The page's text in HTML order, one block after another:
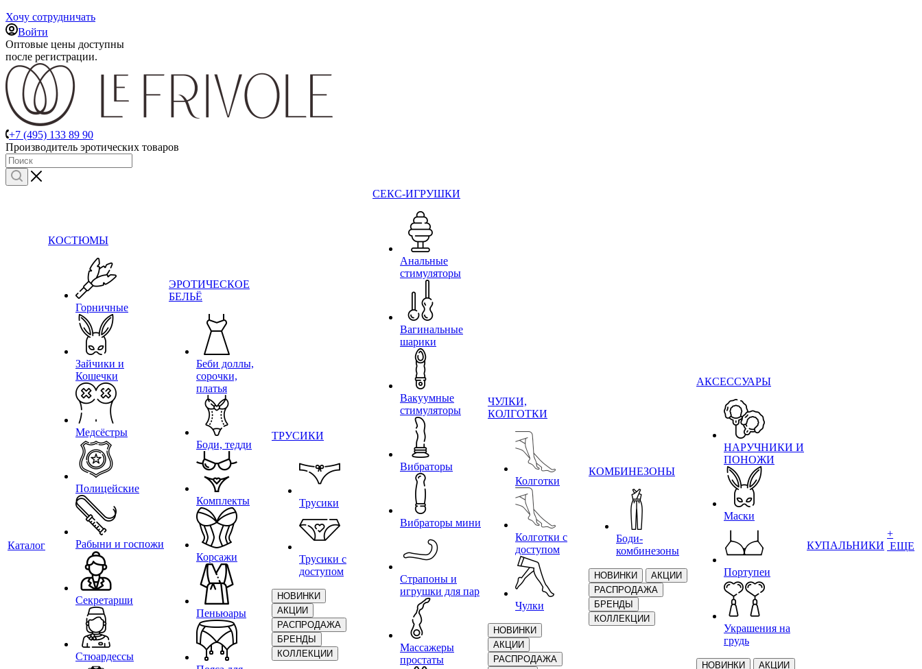
Хочу сотрудничать
Войти
Оптовые цены доступны
после регистрации.
+7 (495) 133 89 90
Производитель эротических товаров
Каталог
КОСТЮМЫ
Горничные
Зайчики и
Кошечки
Медсёстры
Полицейские
Рабыни и госпожи
Секретарши
Стюардессы
ЭРОТИЧЕСКОЕ
БЕЛЬЁ
Беби доллы,
сорочки,
платья
Боди, тедди
Комплекты
Корсажи
Пеньюары
ТРУСИКИ
Трусики
Трусики с
доступом
НОВИНКИ
АКЦИИ
РАСПРОДАЖА
БРЕНДЫ
КОЛЛЕКЦИИ
СЕКС-ИГРУШКИ
Анальные
стимуляторы
Вагинальные
шарики
Вакуумные
стимуляторы
Вибраторы
Вибраторы мини
Страпоны и
игрушки для пар
Массажеры
простаты
ЧУЛКИ,
КОЛГОТКИ
Колготки
Колготки с
доступом
Чулки
НОВИНКИ
АКЦИИ
РАСПРОДАЖА
КОМБИНЕЗОНЫ
Боди-
комбинезоны
НОВИНКИ
АКЦИИ
РАСПРОДАЖА
БРЕНДЫ
КОЛЛЕКЦИИ
АКСЕССУАРЫ
НАРУЧНИКИ И
ПОНОЖИ
Маски
Портупеи
Украшения на
грудь
НОВИНКИ АКЦИИ
КУПАЛЬНИКИ
+
ЕЩЕ